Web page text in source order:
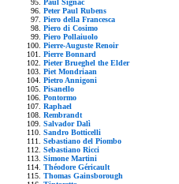
Peter Paul Rubens
Piero della Francesca
Piero di Cosimo
Piero Pollaiuolo
Pierre-Auguste Renoir
Pierre Bonnard
Pieter Brueghel the Elder
Piet Mondriaan
Pietro Annigoni
Pisanello
Pontormo
Raphael
Rembrandt
Salvador Dalì
Sandro Botticelli
Sebastiano del Piombo
Sebastiano Ricci
Simone Martini
Théodore Géricault
Thomas Gainsborough